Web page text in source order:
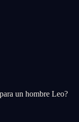
un hombre Leo?